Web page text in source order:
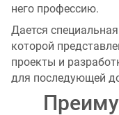
него профессию.
Дается
которой
проекты и
для последующей